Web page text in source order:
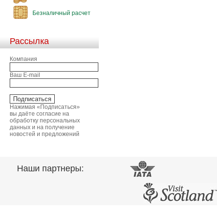
Безналичный расчет
Рассылка
Компания
Ваш E-mail
Нажимая «Подписаться»
вы даёте согласие на
обработку персональных
данных и на получение
новостей и предложений
Наши партнеры: